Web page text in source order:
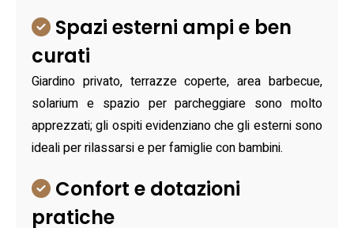
Spazi esterni ampi e ben
curati
Giardino privato, terrazze coperte, area barbecue,
solarium e spazio per parcheggiare sono molto
apprezzati; gli ospiti evidenziano che gli esterni sono
ideali per rilassarsi e per famiglie con bambini.
Confort e dotazioni
pratiche